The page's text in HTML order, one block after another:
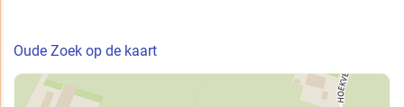
Oude Zoek op de kaart